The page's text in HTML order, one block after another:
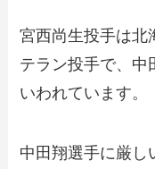
宮西尚生投手は北
テラン投手で、中
いわれています。
中田翔選手に厳し